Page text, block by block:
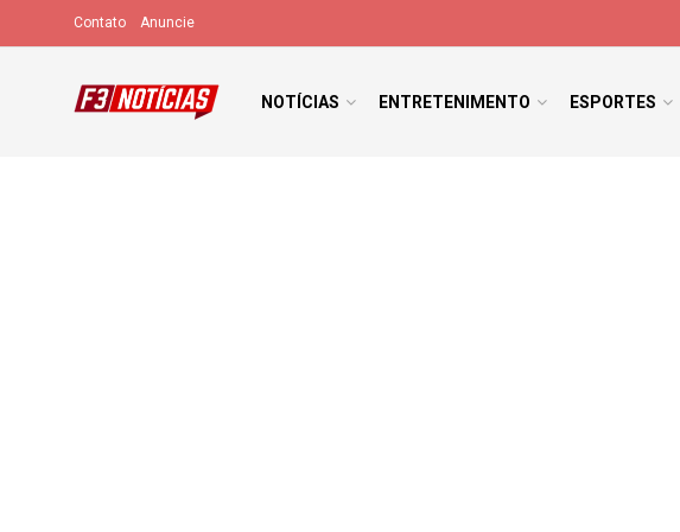
Contato Anuncie
NOTÍCIAS ENTRETENIMENTO ESPORTES